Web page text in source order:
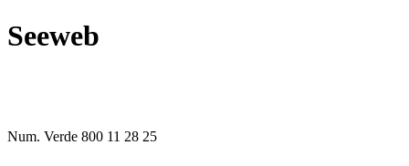
Seeweb
Num. Verde 800 11 28 25